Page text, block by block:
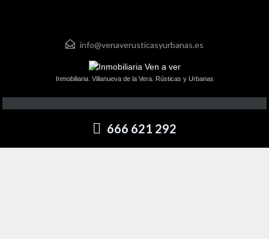
info@venaverusticasyurbanas.es
Inmobiliaria. Villanueva de la Vera. Rústicas y Urbanas
666 621 292